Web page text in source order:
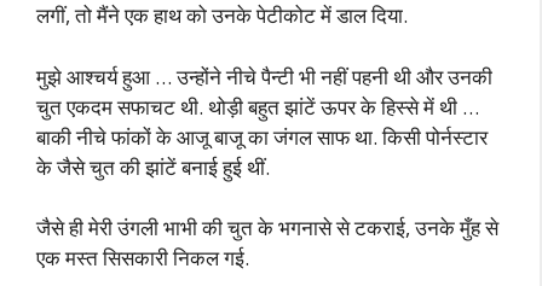
लगीं, तो मैंने एक हाथ को उनके पेटीकोट में डाल दिया.
मुझे आश्चर्य हुआ … उन्होंने नीचे पैन्टी भी नहीं पहनी थी और उनकी
चुत एकदम सफाचट थी. थोड़ी बहुत झांटें ऊपर के हिस्से में थी …
बाकी नीचे फांकों के आजू बाजू का जंगल साफ था. किसी पोर्नस्टार
के जैसे चुत की झांटें बनाई हुई थीं.
जैसे ही मेरी उंगली भाभी की चुत के भगनासे से टकराई, उनके मुँह से
एक मस्त सिसकारी निकल गई.